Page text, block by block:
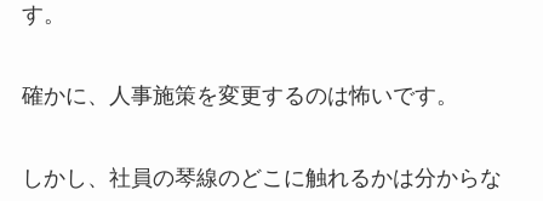
す。
確かに、人事施策を変更するのは怖いです。
しかし、社員の琴線のどこに触れるかは分からな